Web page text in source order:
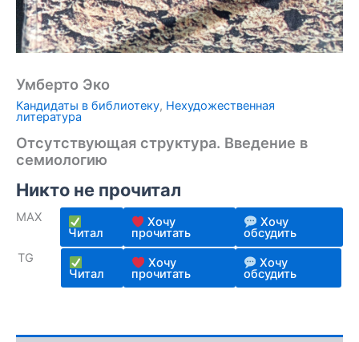
Умберто Эко
Кандидаты в библиотеку, Нехудожественная
литература
Отсутствующая структура. Введение в
семиологию
Никто не прочитал
MAX
Читал
Хочу
прочитать
Хочу
обсудить
TG
Читал
Хочу
прочитать
Хочу
обсудить